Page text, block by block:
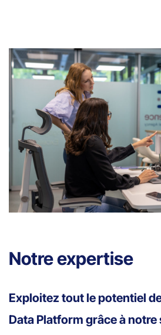
Notre expertise
Exploitez tout le potentiel
Data Platform grâce à